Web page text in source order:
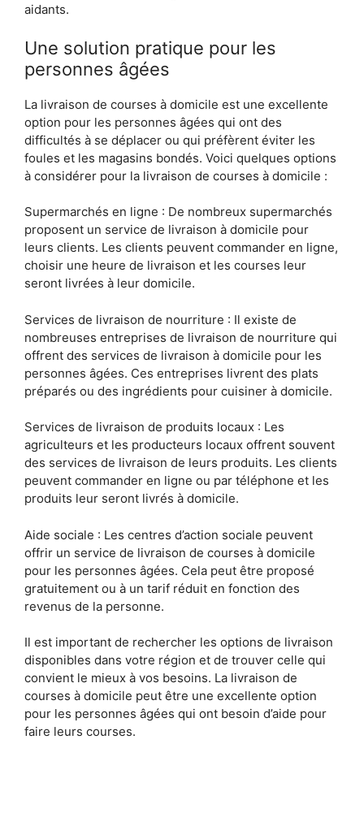
aidants.
Une solution pratique pour les
personnes âgées
La livraison de courses à domicile est une excellente
option pour les personnes âgées qui ont des
difficultés à se déplacer ou qui préfèrent éviter les
foules et les magasins bondés. Voici quelques options
à considérer pour la livraison de courses à domicile :
Supermarchés en ligne : De nombreux supermarchés
proposent un service de livraison à domicile pour
leurs clients. Les clients peuvent commander en ligne,
choisir une heure de livraison et les courses leur
seront livrées à leur domicile.
Services de livraison de nourriture : Il existe de
nombreuses entreprises de livraison de nourriture qui
offrent des services de livraison à domicile pour les
personnes âgées. Ces entreprises livrent des plats
préparés ou des ingrédients pour cuisiner à domicile.
Services de livraison de produits locaux : Les
agriculteurs et les producteurs locaux offrent souvent
des services de livraison de leurs produits. Les clients
peuvent commander en ligne ou par téléphone et les
produits leur seront livrés à domicile.
Aide sociale : Les centres d’action sociale peuvent
offrir un service de livraison de courses à domicile
pour les personnes âgées. Cela peut être proposé
gratuitement ou à un tarif réduit en fonction des
revenus de la personne.
Il est important de rechercher les options de livraison
disponibles dans votre région et de trouver celle qui
convient le mieux à vos besoins. La livraison de
courses à domicile peut être une excellente option
pour les personnes âgées qui ont besoin d’aide pour
faire leurs courses.